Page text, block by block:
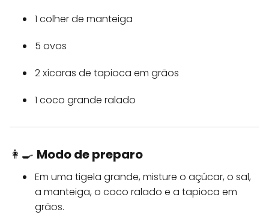
1 colher de manteiga
5 ovos
2 xícaras de tapioca em grãos
1 coco grande ralado
👩‍🍳 Modo de preparo
Em uma tigela grande, misture o açúcar, o sal,
a manteiga, o coco ralado e a tapioca em
grãos.